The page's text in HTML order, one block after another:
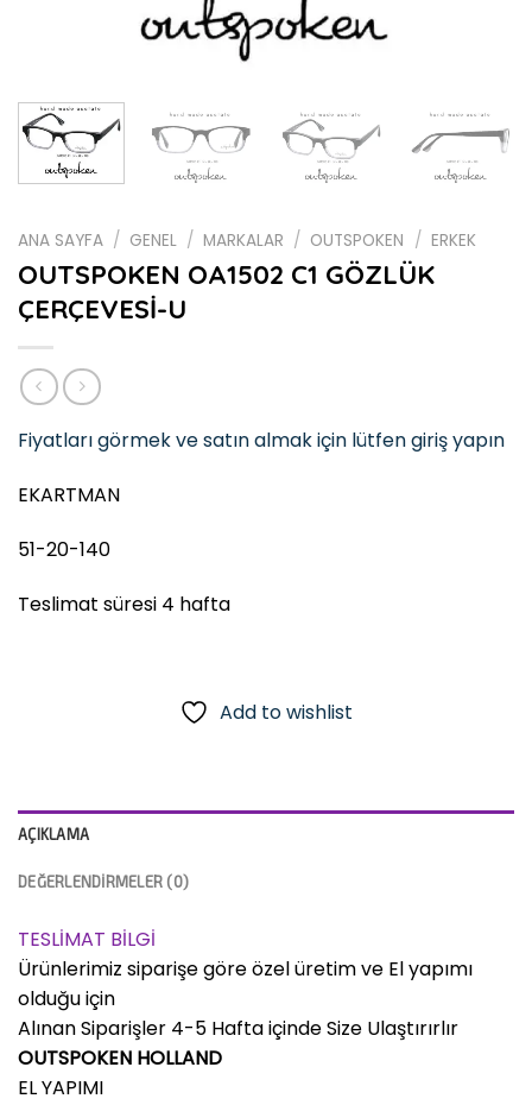
ANA SAYFA / GENEL / MARKALAR / OUTSPOKEN / ERKEK
OUTSPOKEN OA1502 C1 GÖZLÜK
ÇERÇEVESİ-U
Fiyatları görmek ve satın almak için lütfen giriş yapın
EKARTMAN
51-20-140
Teslimat süresi 4 hafta
Add to wishlist
AÇIKLAMA
DEĞERLENDIRMELER (0)
TESLİMAT BİLGİ
Ürünlerimiz siparişe göre özel üretim ve El yapımı
olduğu için
Alınan Siparişler 4-5 Hafta içinde Size Ulaştırırlır
OUTSPOKEN HOLLAND
EL YAPIMI